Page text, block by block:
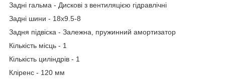
Задні гальма - Дискові з вентиляцією гідравлічні
Задні шини - 18х9.5-8
Задня підвіска - Залежна, пружинний амортизатор
Кількість місць - 1
Кількість циліндрів - 1
Кліренс - 120 мм